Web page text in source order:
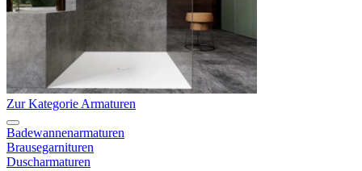
Zur Kategorie Armaturen
Badewannenarmaturen
Brausegarnituren
Duscharmaturen